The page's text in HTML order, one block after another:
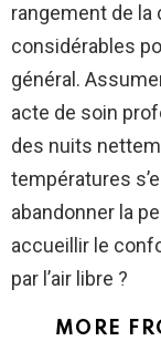
rangement de la
considérables
général.
acte de soin
des nuits
températures
abandonner la
accueillir le
par l’air libre ?
MORE